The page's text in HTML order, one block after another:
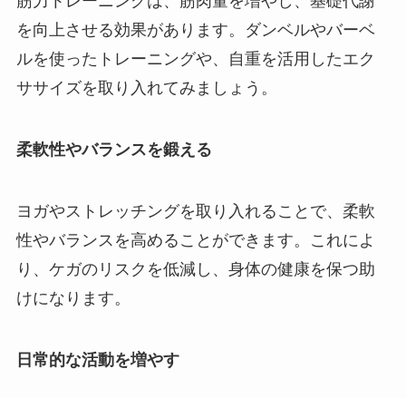
を向上させる効果があります。ダンベルやバーベ
ルを使ったトレーニングや、自重を活用したエク
ササイズを取り入れてみましょう。
柔軟性やバランスを鍛える
ヨガやストレッチングを取り入れることで、柔軟
性やバランスを高めることができます。これによ
り、ケガのリスクを低減し、身体の健康を保つ助
けになります。
日常的な活動を増やす